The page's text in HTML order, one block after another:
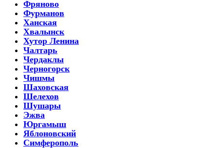
Фряново
Фурманов
Ханская
Хвалынск
Хутор Ленина
Чалтарь
Чердаклы
Черногорск
Чишмы
Шаховская
Шелехов
Шушары
Эжва
Юргамыш
Яблоновский
Симферополь